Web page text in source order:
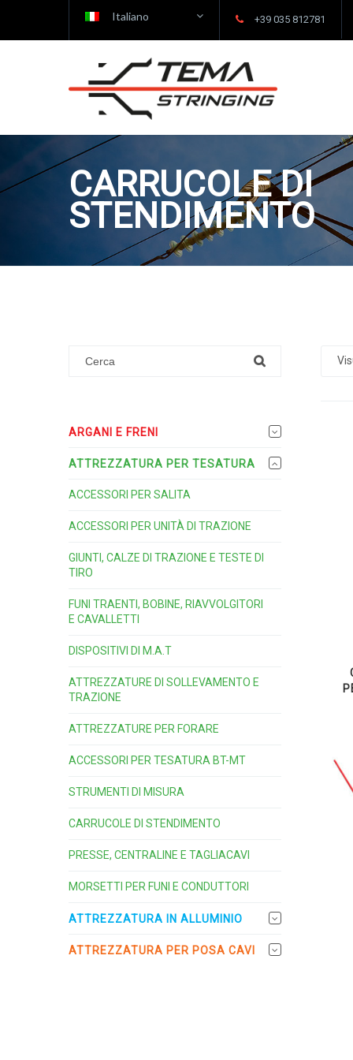
Italiano +39 035 812781
CARRUCOLE DI
STENDIMENTO
ARGANI E FRENI
ATTREZZATURA PER TESATURA
ACCESSORI PER SALITA
ACCESSORI PER UNITÀ DI TRAZIONE
GIUNTI, CALZE DI TRAZIONE E TESTE DI
TIRO
FUNI TRAENTI, BOBINE, RIAVVOLGITORI
E CAVALLETTI
DISPOSITIVI DI M.A.T
ATTREZZATURE DI SOLLEVAMENTO E
TRAZIONE
ATTREZZATURE PER FORARE
ACCESSORI PER TESATURA BT-MT
STRUMENTI DI MISURA
CARRUCOLE DI STENDIMENTO
PRESSE, CENTRALINE E TAGLIACAVI
MORSETTI PER FUNI E CONDUTTORI
ATTREZZATURA IN ALLUMINIO
ATTREZZATURA PER POSA CAVI